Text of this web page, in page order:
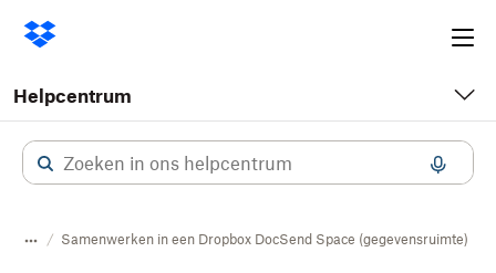
Helpcentrum
Samenwerken in een Dropbox DocSend Space (gegevensruimte)